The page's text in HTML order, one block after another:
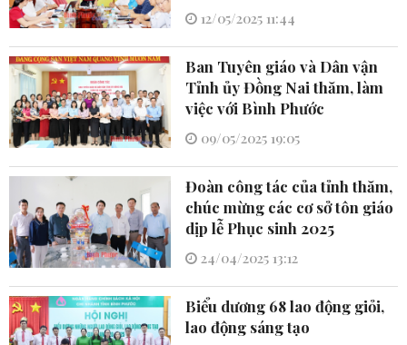
12/05/2025 11:44
Ban Tuyên giáo và Dân vận
Tỉnh ủy Đồng Nai thăm, làm
việc với Bình Phước
09/05/2025 19:05
Đoàn công tác của tỉnh thăm,
chúc mừng các cơ sở tôn giáo
dịp lễ Phục sinh 2025
24/04/2025 13:12
Biểu dương 68 lao động giỏi,
lao động sáng tạo